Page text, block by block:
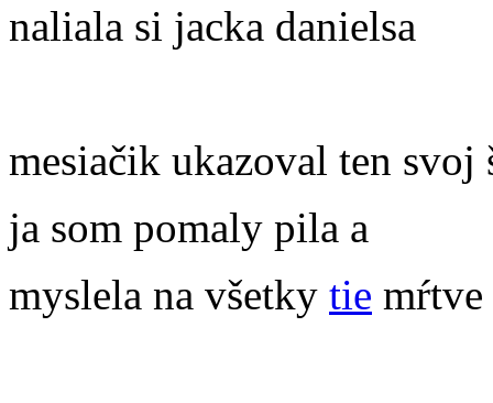
naliala si jacka danielsa
mesiačik ukazoval ten svoj
ja som pomaly pila a
myslela na všetky tie mŕtve